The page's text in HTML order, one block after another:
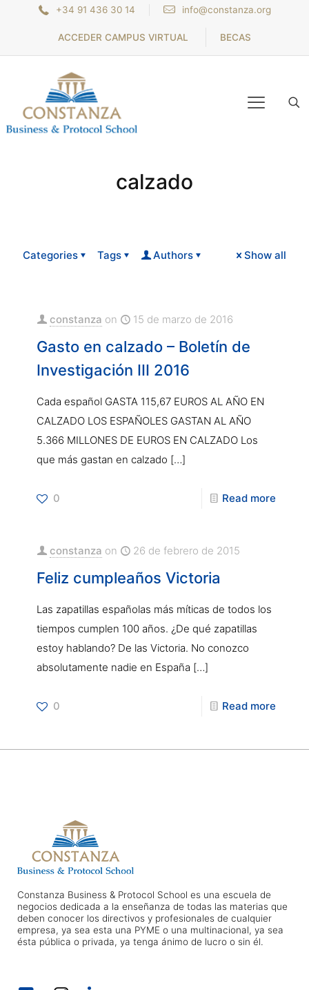
+34 91 436 30 14 info@constanza.org
ACCEDER CAMPUS VIRTUAL BECAS
calzado
Categories Tags Authors Show all
constanza on 15 de marzo de 2016
Gasto en calzado – Boletín de
Investigación III 2016
Cada español GASTA 115,67 EUROS AL AÑO EN
CALZADO LOS ESPAÑOLES GASTAN AL AÑO
5.366 MILLONES DE EUROS EN CALZADO Los
que más gastan en calzado […]
0 Read more
constanza on 26 de febrero de 2015
Feliz cumpleaños Victoria
Las zapatillas españolas más míticas de todos los
tiempos cumplen 100 años. ¿De qué zapatillas
estoy hablando? De las Victoria. No conozco
absolutamente nadie en España […]
0 Read more
Constanza Business & Protocol School es una escuela de
negocios dedicada a la enseñanza de todas las materias que
deben conocer los directivos y profesionales de cualquier
empresa, ya sea esta una PYME o una multinacional, ya sea
ésta pública o privada, ya tenga ánimo de lucro o sin él.